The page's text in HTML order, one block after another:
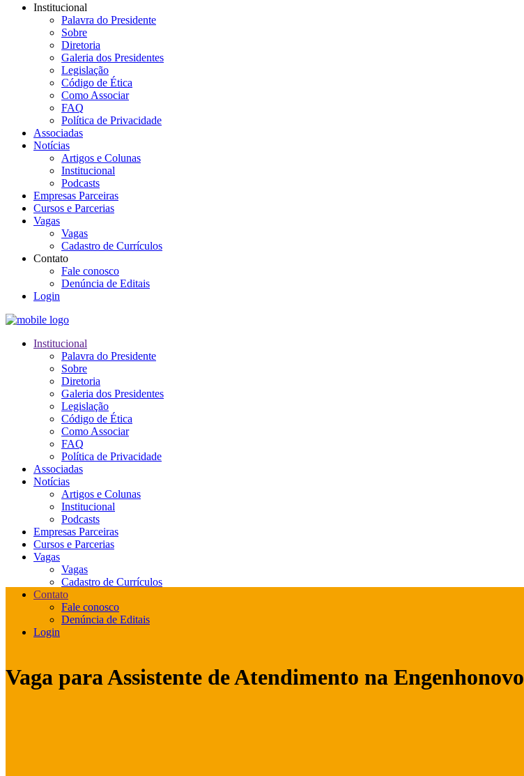
Institucional
Palavra do Presidente
Sobre
Diretoria
Galeria dos Presidentes
Legislação
Código de Ética
Como Associar
FAQ
Política de Privacidade
Associadas
Notícias
Artigos e Colunas
Institucional
Podcasts
Empresas Parceiras
Cursos e Parcerias
Vagas
Vagas
Cadastro de Currículos
Contato
Fale conosco
Denúncia de Editais
Login
Institucional
Palavra do Presidente
Sobre
Diretoria
Galeria dos Presidentes
Legislação
Código de Ética
Como Associar
FAQ
Política de Privacidade
Associadas
Notícias
Artigos e Colunas
Institucional
Podcasts
Empresas Parceiras
Cursos e Parcerias
Vagas
Vagas
Cadastro de Currículos
Contato
Fale conosco
Denúncia de Editais
Login
Vaga para Assistente de Atendimento na Engenhonovo